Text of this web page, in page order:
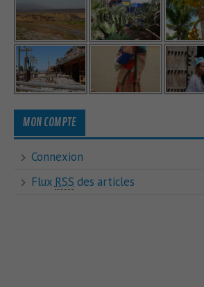
MON COMPTE
Connexion
Flux RSS des articles